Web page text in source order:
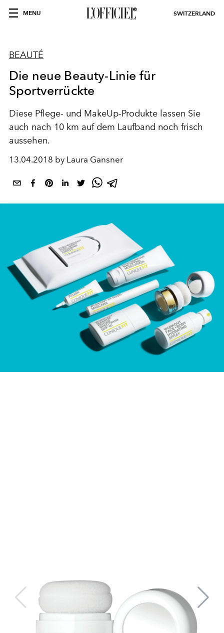
MENU SWITZERLAND
BEAUTÉ
Die neue Beauty-Linie für
Sportverrückte
Diese Pflege- und MakeUp-Produkte lassen Sie
auch nach 10 km auf dem Laufband noch frisch
aussehen.
13.04.2018 by Laura Gansner